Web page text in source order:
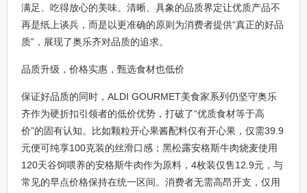
满足、吃得放心的美味。清晰、具象的品质界定让优质产品不
再是纸上谈兵，而是以更准确的原则为消费者提供“真正的好品
质”，展现了奥乐齐对品质的追求。
品质升级，价格实惠，甄选食材也低价
保证好品质的同时，ALDI GOURMET美食家系列仍坚守奥乐
齐作为硬折扣引领者的低价优势，打破了“优质食材等于高
价”的固有认知。比如颗粒开心果酱配料仅有开心果，仅需39.9
元便可纯享100克装的丝滑口感；黑松露安格斯牛肉烧麦使用
120天谷饲喂养的安格斯牛肉作为原料，4枚装仅售12.9元，与
常见的早点价格保持在统一区间。消费者无需高昂开支，仅用